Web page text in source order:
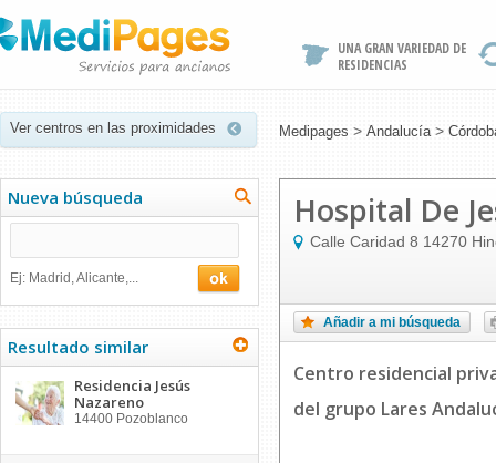
UNA GRAN VARIEDAD DE
RESIDENCIAS
Ver centros en las proximidades Medipages > Andalucía >
Nueva búsqueda
Ej: Madrid, Alicante,...
Resultado similar
Residencia Jesús
Nazareno
14400 Pozoblanco
Hospital De
Calle Caridad 8 14270
Añadir a mi búsqueda
Centro residencial
del grupo Lares